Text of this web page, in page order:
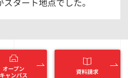
オープン
キャンパス
資料請求